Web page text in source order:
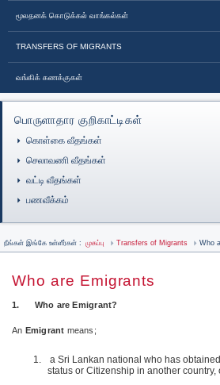
மூலதனக் கொடுக்கல் வாங்கல்கள்
TRANSFERS OF MIGRANTS
வங்கிக் கணக்குகள்
பொருளாதார குறிகாட்டிகள்
கொள்கை வீதங்கள்
செலாவணி வீதங்கள்
வட்டி வீதங்கள்
பணவீக்கம்
நீங்கள் இங்கே உள்ளீர்கள் : முகப்பு Transfers of Migrants Who
Who are Emigrants
1. Who are Emigrant?
An Emigrant means;
a Sri Lankan national who has
status or Citizenship in another country,